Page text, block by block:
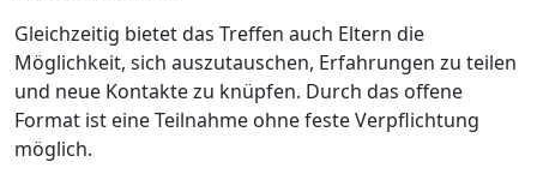
Gleichzeitig bietet das Treffen auch Eltern die
Möglichkeit, sich auszutauschen, Erfahrungen zu teilen
und neue Kontakte zu knüpfen. Durch das offene
Format ist eine Teilnahme ohne feste Verpflichtung
möglich.